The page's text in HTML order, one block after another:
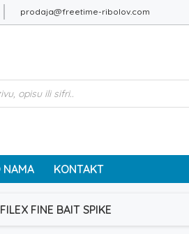
prodaja@freetime-ribolov.com
NAMA KONTAKT
FINE BAIT SPIKE